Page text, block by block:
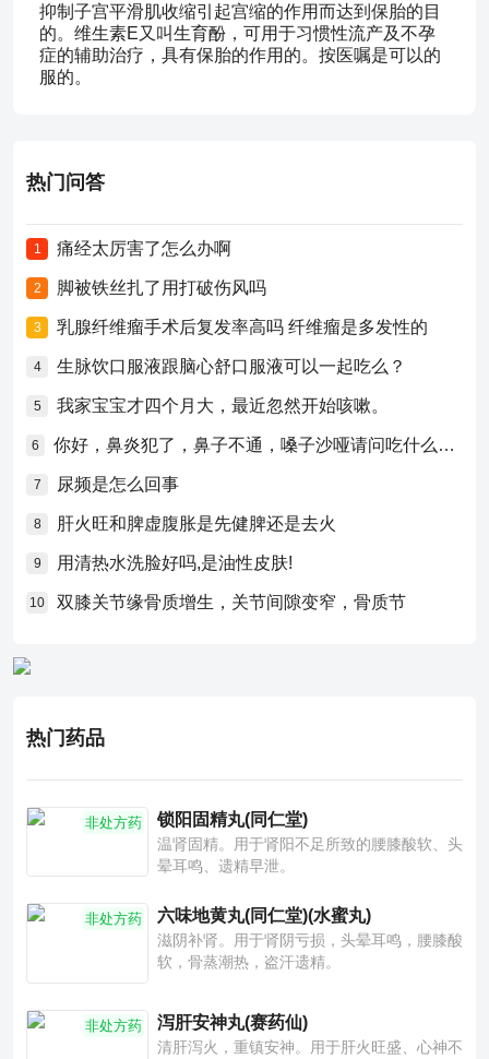
抑制子宫平滑肌收缩引起宫缩的作用而达到保胎的目
的。维生素E又叫生育酚，可用于习惯性流产及不孕
症的辅助治疗，具有保胎的作用的。按医嘱是可以的
服的。
热门问答
1 痛经太厉害了怎么办啊
2 脚被铁丝扎了用打破伤风吗
3 乳腺纤维瘤手术后复发率高吗 纤维瘤是多发性的
4 生脉饮口服液跟脑心舒口服液可以一起吃么？
5 我家宝宝才四个月大，最近忽然开始咳嗽。
6 你好，鼻炎犯了，鼻子不通，嗓子沙哑请问吃什么药比较好？
7 尿频是怎么回事
8 肝火旺和脾虚腹胀是先健脾还是去火
9 用清热水洗脸好吗,是油性皮肤!
10 双膝关节缘骨质增生，关节间隙变窄，骨质节
热门药品
非处方药 锁阳固精丸(同仁堂)
温肾固精。用于肾阳不足所致的腰膝酸软、头
晕耳鸣、遗精早泄。
非处方药 六味地黄丸(同仁堂)(水蜜丸)
滋阴补肾。用于肾阴亏损，头晕耳鸣，腰膝酸
软，骨蒸潮热，盗汗遗精。
非处方药 泻肝安神丸(赛药仙)
清肝泻火，重镇安神。用于肝火旺盛、心神不